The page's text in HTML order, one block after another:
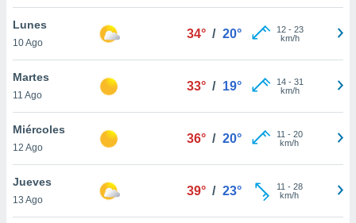
de
cookies
aceptar
Lunes
10 Ago
34° / 20° 12- 23
km/h
Martes
11 Ago
33° / 19° 14- 31
km/h
Miércoles
12 Ago
36° / 20° 11 - 20
km/h
Jueves
13 Ago
39° / 23° 11 - 28
km/h